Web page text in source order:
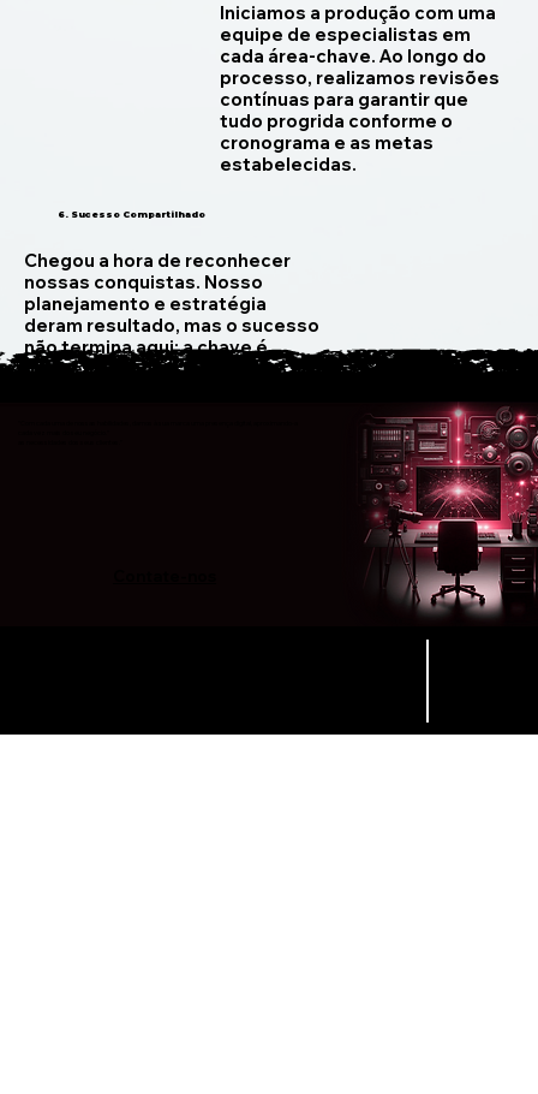
6. Sucesso Compartilhado
Iniciamos a produção com uma
equipe de especialistas em
cada área-chave. Ao longo do
processo, realizamos revisões
contínuas para garantir que
tudo progrida conforme o
cronograma e as metas
estabelecidas.
Chegou a hora de reconhecer
nossas conquistas. Nosso
planejamento e estratégia
deram resultado, mas o sucesso
não termina aqui: a chave é
manter o topo e continuar